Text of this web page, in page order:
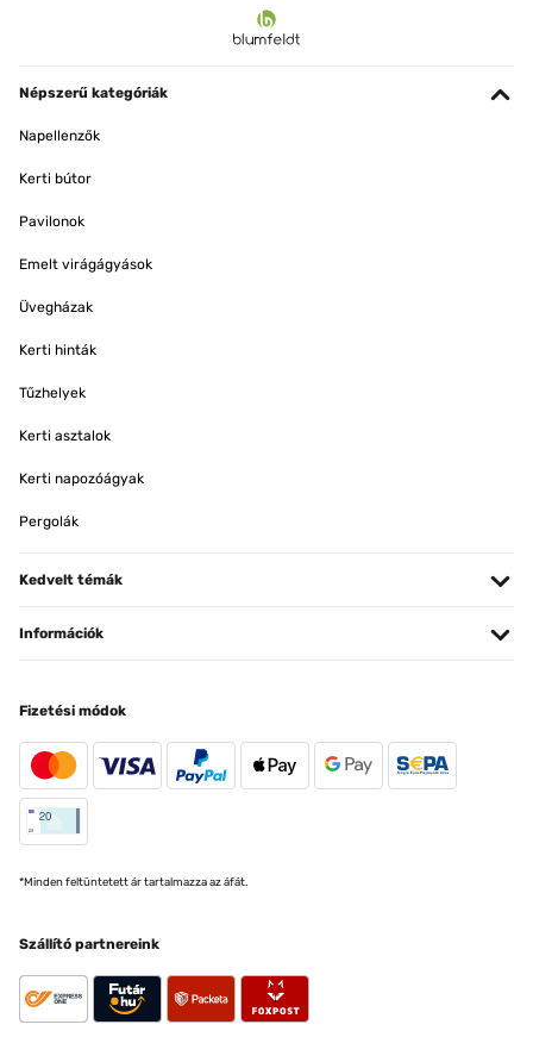
Népszerű kategóriák
Napellenzők
Kerti bútor
Pavilonok
Emelt virágágyások
Üvegházak
Kerti hinták
Tűzhelyek
Kerti asztalok
Kerti napozóágyak
Pergolák
Kedvelt témák
Információk
Fizetési módok
*Minden feltüntetett ár tartalmazza az áfát.
Szállító partnereink